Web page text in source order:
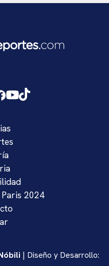
2024
| Diseño y Desarrollo: